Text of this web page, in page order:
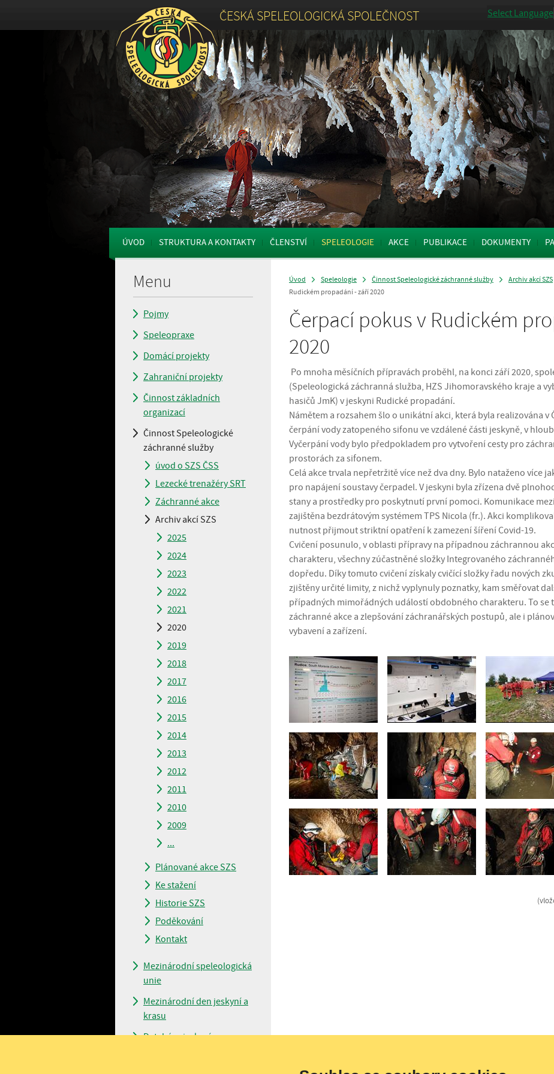
ČESKÁ SPELEOLOGICKÁ SPOLEČNOST Select Language
ÚVOD STRUKTURA A KONTAKTY ČLENSTVÍ SPELEOLOGIE AKCE PUBLIKACE DOKUMENTY
Menu
Pojmy
Speleopraxe
Domácí projekty
Zahraniční projekty
Činnost základních
organizací
Činnost Speleologické
záchranné služby
úvod o SZS ČSS
Lezecké trenažéry SRT
Záchranné akce
Archiv akcí SZS
2025
2024
2023
2022
2021
2020
2019
2018
2017
2016
2015
2014
2013
2012
2011
2010
2009
...
Plánované akce SZS
Ke stažení
Historie SZS
Poděkování
Kontakt
Mezinárodní speleologická
unie
Mezinárodní den jeskyní a
krasu
Databáze jeskyní
Úvod Speleologie Činnost Speleologické záchranné služby Archiv akcí SZS
Rudickém propadání - září 2020
Čerpací pokus v Rudickém
2020
Po mnoha měsíčních přípravách proběhl, na konci září 2020,
(Speleologická záchranná služba, HZS Jihomoravského kraje a
hasičů JmK) v jeskyni Rudické propadání.
Námětem a rozsahem šlo o unikátní akci, která byla realizována v
čerpání vody zatopeného sifonu ve vzdálené části jeskyně, v
Vyčerpání vody bylo předpokladem pro vytvoření cesty pro
prostorách za sifonem.
Celá akce trvala nepřetržitě více než dva dny. Bylo nataženo více
pro napájení soustavy čerpadel. V jeskyni byla zřízena dvě
stany a prostředky pro poskytnutí první pomoci. Komunikace
zajištěna bezdrátovým systémem TPS Nicola (fr.). Akci
nutnost přijmout striktní opatření k zamezení šíření Covid-19.
Cvičení posunulo, v oblasti přípravy na případnou záchrannou
charakteru, všechny zúčastněné složky Integrovaného
dopředu. Díky tomuto cvičení získaly cvičící složky řadu nových
zjištěny určité limity, z nichž vyplynuly poznatky, kam směřovat
případných mimořádných událostí obdobného charakteru. To se
záchranné akce a zlepšování záchranářských postupů, ale i
vybavení a zařízení.
(vloženo listopad 2020 -